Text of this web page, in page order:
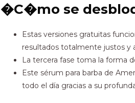
�C�mo se
Estas versiones gratuitas
resultados totalmente justos y
La tercera fase toma la forma
Este sérum para barba de
todo el día gracias a su